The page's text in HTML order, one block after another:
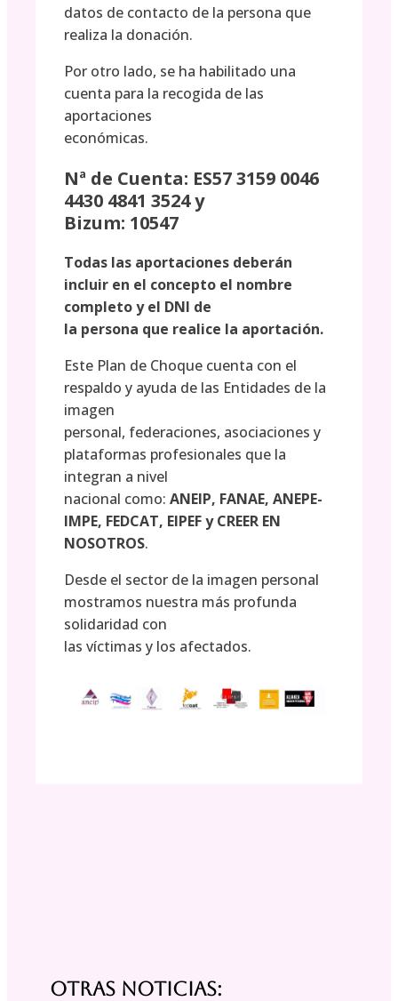
datos de contacto de la persona que
realiza la donación.
Por otro lado, se ha habilitado una
cuenta para la recogida de las
aportaciones
económicas.
Nª de Cuenta: ES57 3159 0046
4430 4841 3524 y
Bizum: 10547
Todas las aportaciones deberán
incluir en el concepto el nombre
completo y el DNI de
la persona que realice la aportación.
Este Plan de Choque cuenta con el
respaldo y ayuda de las Entidades de la
imagen
personal, federaciones, asociaciones y
plataformas profesionales que la
integran a nivel
nacional como: ANEIP, FANAE, ANEPE-
IMPE, FEDCAT, EIPEF y CREER EN
NOSOTROS.
Desde el sector de la imagen personal
mostramos nuestra más profunda
solidaridad con
las víctimas y los afectados.
Otras noticias: